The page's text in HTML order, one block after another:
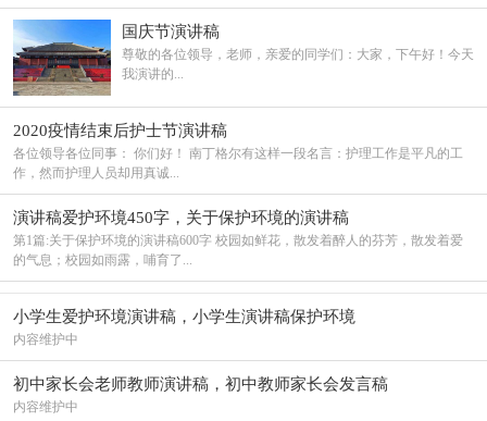
国庆节演讲稿
尊敬的各位领导，老师，亲爱的同学们：大家，下午好！今天
我演讲的...
2020疫情结束后护士节演讲稿
各位领导各位同事： 你们好！ 南丁格尔有这样一段名言：护理工作是平凡的工
作，然而护理人员却用真诚...
演讲稿爱护环境450字，关于保护环境的演讲稿
第1篇:关于保护环境的演讲稿600字 校园如鲜花，散发着醉人的芬芳，散发着爱
的气息；校园如雨露，哺育了...
小学生爱护环境演讲稿，小学生演讲稿保护环境
内容维护中
初中家长会老师教师演讲稿，初中教师家长会发言稿
内容维护中